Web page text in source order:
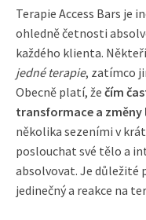
Terapie Access Bars je
ohledně četnosti
každého klienta.
jedné terapie, zatímco
Obecně platí, že čím
transformace a změny
několika sezeními v
poslouchat své tělo a
absolvovat. Je důležité
jedinečný a reakce na